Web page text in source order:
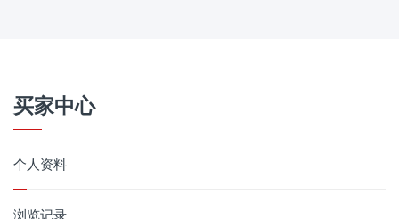
买家中心
个人资料
浏览记录